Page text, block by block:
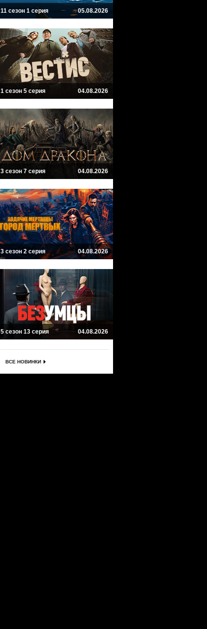
11 сезон 1 серия 05.08.2026
1 сезон 5 серия 04.08.2026
3 сезон 7 серия 04.08.2026
3 сезон 2 серия 04.08.2026
5 сезон 13 серия 04.08.2026
ВСЕ НОВИНКИ